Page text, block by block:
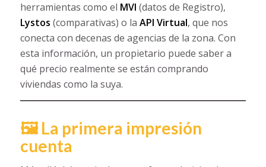
herramientas como el MVI (datos de Registro),
Lystos (comparativas) o la API Virtual, que nos
conecta con decenas de agencias de la zona. Con
esta información, un propietario puede saber a
qué precio realmente se están comprando
viviendas como la suya.
🖼️ La primera impresión
cuenta